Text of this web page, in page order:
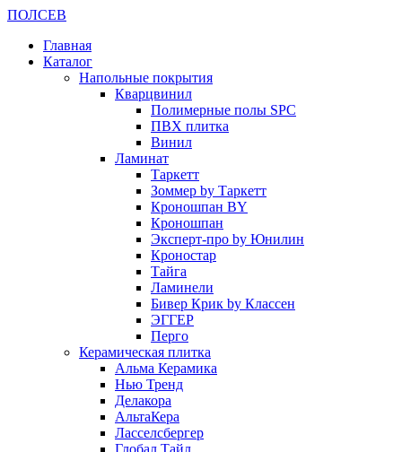
ПОЛСЕВ
Главная
Каталог
Напольные покрытия
Кварцвинил
Полимерные полы SPC
ПВХ плитка
Винил
Ламинат
Таркетт
Зоммер by Таркетт
Кроношпан BY
Кроношпан
Эксперт-про by Юнилин
Кроностар
Тайга
Ламинели
Бивер Крик by Классен
ЭГГЕР
Перго
Керамическая плитка
Альма Керамика
Нью Тренд
Делакора
АльтаКера
Ласселсбергер
Глобал Тайл